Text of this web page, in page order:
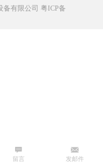
备有限公司 粤ICP备
发邮件
留言